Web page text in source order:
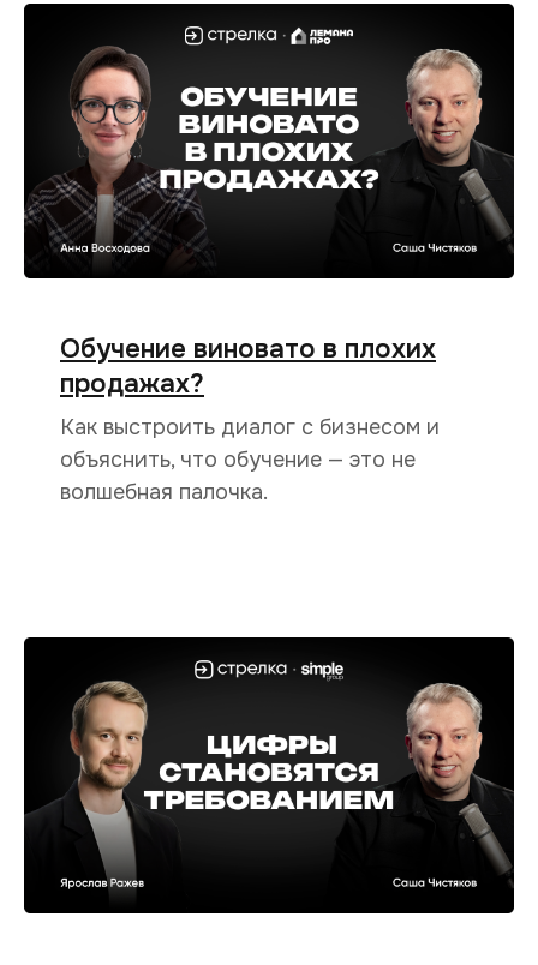
Обучение виновато в плохих
продажах?
Как выстроить диалог c бизнесом и
объяснить, что обучение — это не
волшебная палочка.